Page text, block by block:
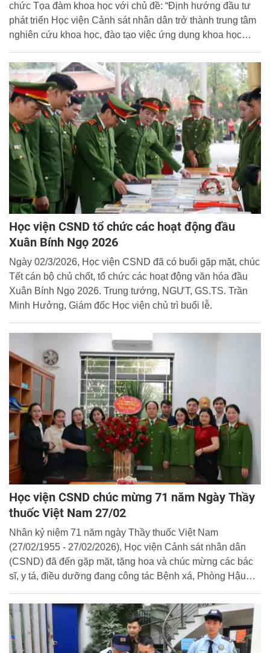
chức Tọa đàm khoa học với chủ đề: “Định hướng đầu tư
phát triển Học viện Cảnh sát nhân dân trở thành trung tâm
nghiên cứu khoa học, đào tạo việc ứng dụng khoa học
đoạn 2026 - 2030 và giai đoạn 2031 - 2045”. Thiếu tướng,
TS. Chử Văn Dũng - Phó Giám đốc Học viện chủ trì, điều
hành tham luận tại Tọa đàm.
Học viện CSND tổ chức các hoạt động đầu
Xuân Bính Ngọ 2026
Ngày 02/3/2026, Học viện CSND đã có buổi gặp mặt, chúc
Tết cán bộ chủ chốt, tổ chức các hoạt động văn hóa đầu
Xuân Bính Ngọ 2026. Trung tướng, NGƯT, GS.TS. Trần
Minh Hưởng, Giám đốc Học viện chủ trì buổi lễ.
Học viện CSND chúc mừng 71 năm Ngày Thầy
thuốc Việt Nam 27/02
Nhân kỷ niệm 71 năm ngày Thầy thuốc Việt Nam
(27/02/1955 - 27/02/2026), Học viện Cảnh sát nhân dân
(CSND) đã đến gặp mặt, tặng hoa và chúc mừng các bác
sĩ, y tá, điều dưỡng đang công tác Bệnh xá, Phòng Hậu